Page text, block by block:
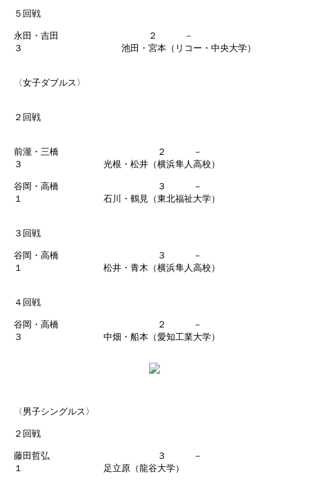
５回戦
永田・吉田 ２ －
３ 池田・宮本（リコー・中央大学）
〈女子ダブルス〉
２回戦
前瀧・三橋 ２ －
３ 光根・松井（横浜隼人高校）
谷岡・高橋 ３ －
１ 石川・鶴見（東北福祉大学）
３回戦
谷岡・高橋 ３ －
１ 松井・青木（横浜隼人高校）
４回戦
谷岡・高橋 ２ －
３ 中畑・船本（愛知工業大学）
〈男子シングルス〉
２回戦
藤田哲弘 ３ －
１ 足立原（龍谷大学）